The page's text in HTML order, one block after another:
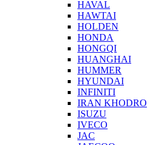
HAVAL
HAWTAI
HOLDEN
HONDA
HONGQI
HUANGHAI
HUMMER
HYUNDAI
INFINITI
IRAN KHODRO
ISUZU
IVECO
JAC